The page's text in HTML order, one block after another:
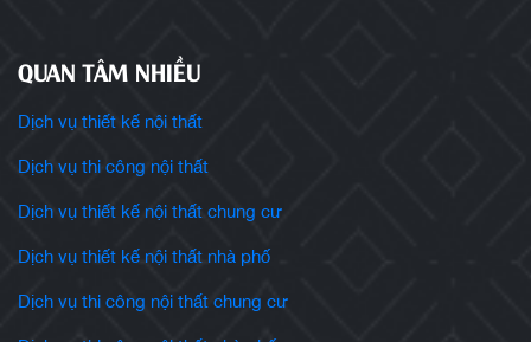
QUAN TÂM NHIỀU
Dịch vụ thiết kế nội thất
Dịch vụ thi công nội thất
Dịch vụ thiết kế nội thất chung cư
Dịch vụ thiết kế nội thất nhà phố
Dịch vụ thi công nội thất chung cư